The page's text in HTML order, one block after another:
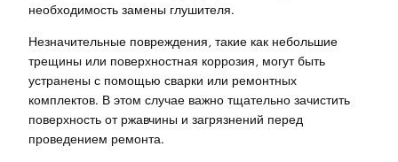
необходимость замены глушителя.
Незначительные повреждения, такие как небольшие
трещины или поверхностная коррозия, могут быть
устранены с помощью сварки или ремонтных
комплектов. В этом случае важно тщательно зачистить
поверхность от ржавчины и загрязнений перед
проведением ремонта.